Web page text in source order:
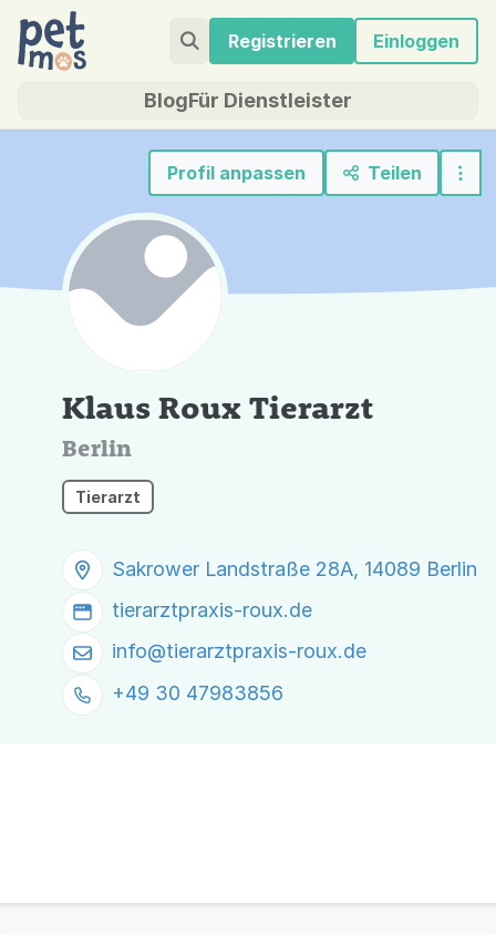
Registrieren Einloggen
BlogFür Dienstleister
Profil anpassen Teilen
Klaus Roux Tierarzt
Berlin
Tierarzt
Sakrower Landstraße 28A, 14089 Berlin
tierarztpraxis-roux.de
info@tierarztpraxis-roux.de
+49 30 47983856